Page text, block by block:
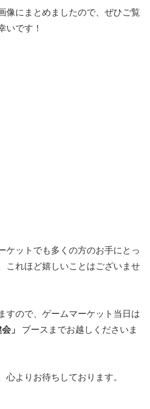
像にまとめましたので、ぜひご覧
いです！
ケットでも多くの方のお手にとっ
これほど嬉しいことはございませ
すので、ゲームマーケット当日は
」
ブースまでお越しくださいま
心よりお待ちしております。